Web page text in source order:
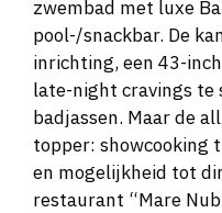
zwembad met luxe
pool-/snackbar. De
inrichting, een 43-
late-night cravings te
badjassen. Maar de
topper: showcooking
en mogelijkheid tot
restaurant “Mare